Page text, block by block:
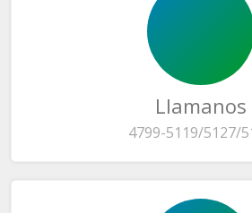
Llamanos
4799-5119/5127/